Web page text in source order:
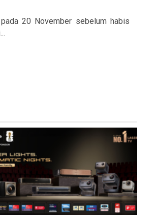
20 November sebelum habis